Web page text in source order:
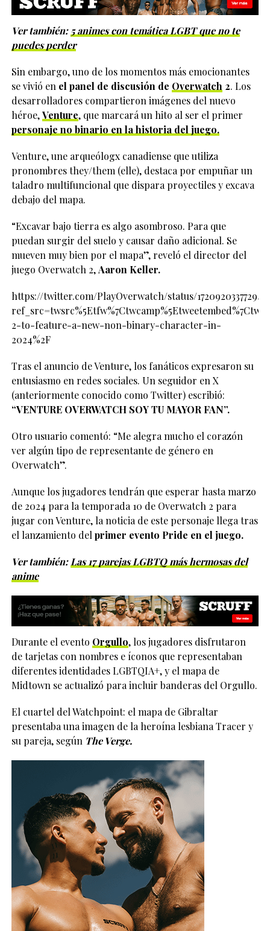
Ver también:5 animes con temática LGBT que no te
puedes perder
Sin embargo, uno de los momentos más emocionantes
se vivió en el panel de discusión de Overwatch2. Los
desarrolladores compartieron imágenes del nuevo
héroe,Venture, que marcará un hito al ser el primer
personaje no binario en la historia del juego.
Venture, une arqueólogx canadiense que utiliza
pronombres they/them (elle), destaca por empuñar un
taladro multifuncional que dispara proyectiles y excava
debajo del mapa.
“Excavar bajo tierra es algo asombroso. Para que
puedan surgir del suelo y causar daño adicional. Se
mueven muy bien por el mapa”, reveló el director del
juego Overwatch 2,Aaron Keller.
https://twitter.com/PlayOverwatch/status/
2-to-feature-a-new-non-binary-character-in-
2024%2F
Tras el anuncio de Venture, los fanáticos expresaron su
entusiasmo en redes sociales. Un seguidor en X
(anteriormente conocido como Twitter) escribió:
“VENTURE OVERWATCH SOY TU MAYOR FAN”.
Otro usuario comentó: “Me alegra mucho el corazón
ver algún tipo de representante de género en
Overwatch”.
Aunque los jugadores tendrán que esperar hasta marzo
de 2024 para la temporada 10 de Overwatch 2 para
jugar con Venture, la noticia de este personaje llega tras
el lanzamiento delprimer evento Pride en el juego.
Ver también:Las 17 parejas LGBTQ más hermosas del
anime
Durante el evento Orgullo, los jugadores disfrutaron
de tarjetas con nombres e íconos que representaban
diferentes identidades LGBTQIA+, y el mapa de
Midtown se actualizó para incluir banderas del Orgullo.
El cuartel del Watchpoint: el mapa de Gibraltar
presentaba una imagen de la heroína lesbiana Tracer y
su pareja, según The Verge.